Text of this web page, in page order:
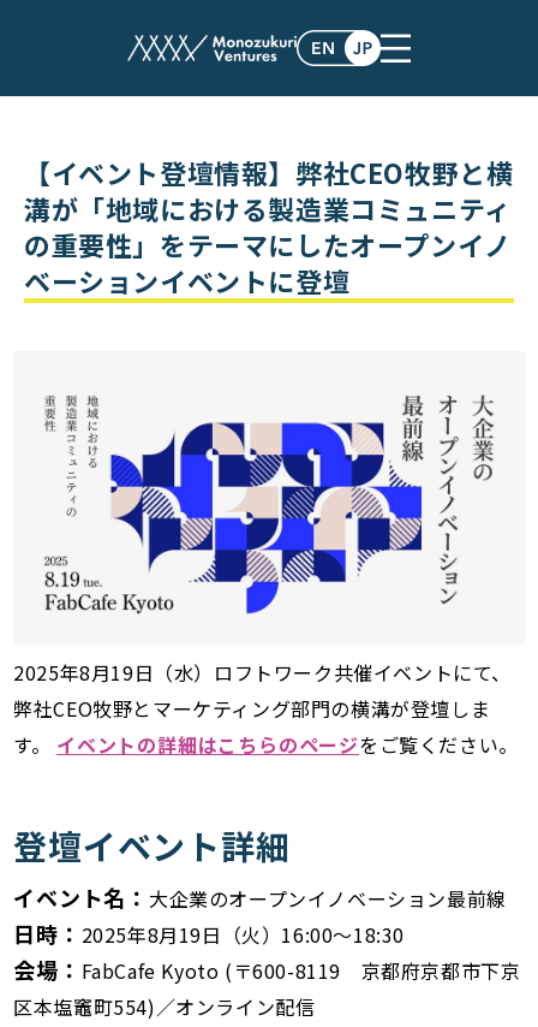
events
【イベント登壇情報】弊社CEO牧野と横
溝が「地域における製造業コミュニティ
の重要性」をテーマにしたオープンイノ
ベーションイベントに登壇
2025年8月19日（水）ロフトワーク共催イベントにて、
弊社CEO牧野とマーケティング部門の横溝が登壇しま
す。 イベントの詳細はこちらのページをご覧ください。
登壇イベント詳細
イベント名： 大企業のオープンイノベーション最前線
日時： 2025年8月19日（火）16:00〜18:30
会場： FabCafe Kyoto (〒600-8119 京都府京都市下京
区本塩竈町554)／オンライン配信